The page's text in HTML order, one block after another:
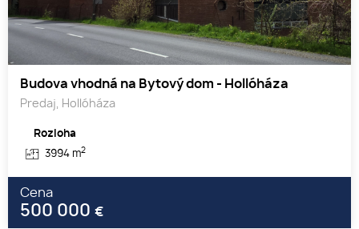
Budova vhodná na Bytový dom - Hollóháza
Predaj, Hollóháza
Rozloha
3994 m2
Cena
500 000 €